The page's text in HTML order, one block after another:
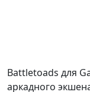
Battletoads для
аркадного